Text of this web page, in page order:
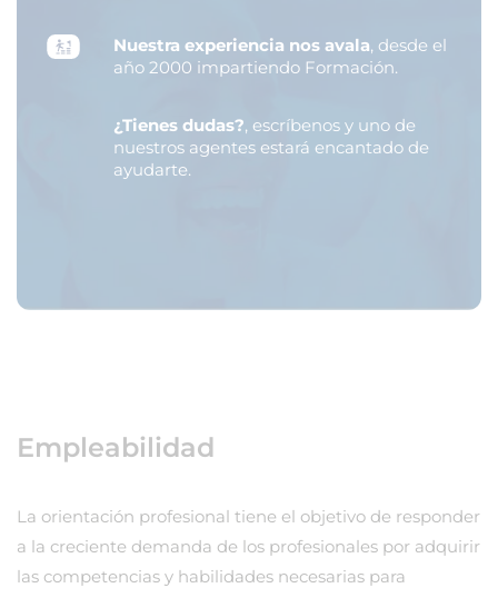
Nuestra experiencia nos avala, desde el
año 2000 impartiendo Formación.
¿Tienes dudas?, escríbenos y uno de
nuestros agentes estará encantado de
ayudarte.
Empleabilidad
La orientación profesional tiene el objetivo de responder
a la creciente demanda de los profesionales por adquirir
las competencias y habilidades necesarias para